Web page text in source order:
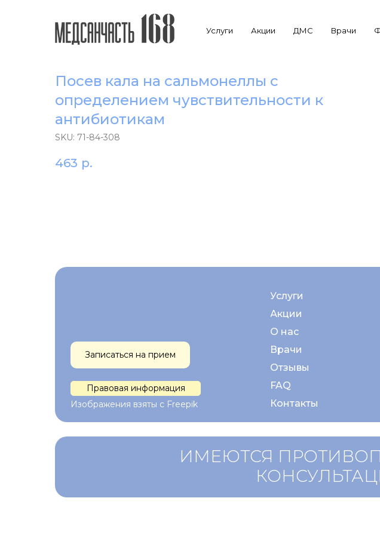
Услуги Акции ДМС Врачи
Посев кала на сальмонеллы с
определением чувствительности к
антибиотикам
SKU: 71-84-308
463 р.
Услуги
Правовая информация
Акции
Врачи
О нас
Отзывы
FAQ
Контакты
Записаться на прием
Изображения взяты с Freepik
ИМЕЮТСЯ